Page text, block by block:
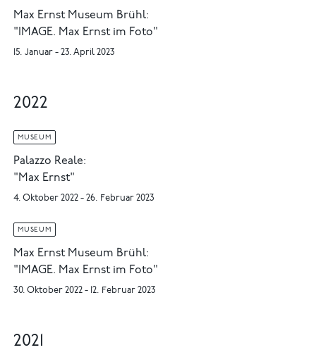
Max Ernst Museum Brühl:
"IMAGE. Max Ernst im Foto"
15. Januar - 23. April 2023
2022
MUSEUM
Palazzo Reale:
"Max Ernst"
4. Oktober 2022 - 26. Februar 2023
MUSEUM
Max Ernst Museum Brühl:
"IMAGE. Max Ernst im Foto"
30. Oktober 2022 - 12. Februar 2023
2021